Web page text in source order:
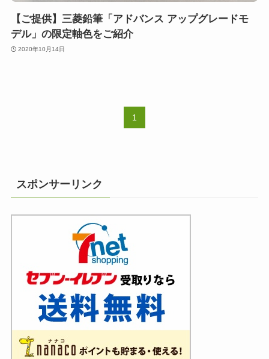
【ご提供】三菱鉛筆「アドバンス アップグレードモ
デル」の限定軸色をご紹介
2020年10月14日
1
スポンサーリンク